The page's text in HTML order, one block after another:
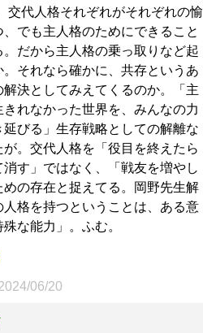
交代人格それぞれがそれぞれの愉
、でも主人格のためにできること
。だから主人格の乗っ取りなど起
。それなら確かに、共存というあ
解決としてみえてくるのか。「主
きれなかった世界を、みんなの力
延びる」生存戦略としての解離な
。交代人格を「役目を終えたら
す」ではなく、「戦友を増やし
の存在と捉えてる。岡野先生解
格を持つということは、ある意
な能力」。ふむ。
06/20